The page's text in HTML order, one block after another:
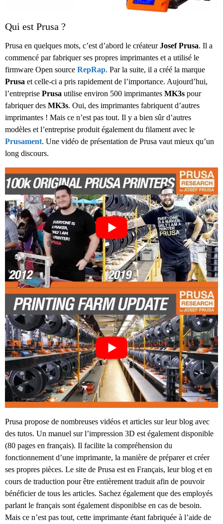
Qui est Prusa ?
Prusa en quelques mots, c’est d’abord le créateurJosef Prusa. Il a
commencé par fabriquer ses propres imprimantes et a utilisé le
firmware Open source RepRap. Par la suite, il a créé la marque
Prusa et celle-ci a pris rapidement de l’importance. Aujourd’hui,
l’entreprise Prusa utilise environ 500 imprimantes MK3s pour
fabriquer des MK3s. Oui, des imprimantes fabriquent d’autres
imprimantes ! Mais ce n’est pas tout. Il y a bien sûr d’autres
modèles et l’entreprise produit également du filament avec le
Prusament. Une vidéo de présentation de Prusa vaut mieux qu’un
long discours.
Prusa propose de nombreuses vidéos et articles sur leur blog avec
des tutos. Un manuel sur l’impression 3D est également disponible
(80 pages en français). Il facilite la compréhension du
fonctionnement d’une imprimante, la manière de préparer et créer
ses propres pièces. Le site de Prusa est en Français, leur blog et en
cours de traduction pour être entièrement traduit afin de pouvoir
bénéficier de tous les articles. Sachez également que des employés
parlant le français sont également disponiblse en cas de besoin.
Mais ce n’est pas tout, cette imprimante étant fabriquée à l’aide de